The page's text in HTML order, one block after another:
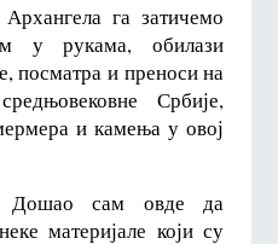
га затичемо
у рукама, обилази
посматра и преноси на
Србије,
и камења у овој
Дошао сам овде да
материјале који су